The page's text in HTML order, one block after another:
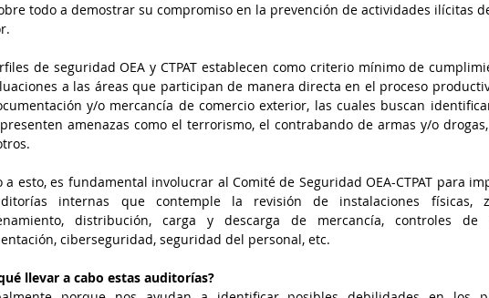
todo a demostrar su compromiso en la prevención de actividades ilícitas
de seguridad OEA y CTPAT establecen como criterio mínimo de
a las áreas que participan de manera directa en el proceso
y/o mercancía de comercio exterior, las cuales buscan
amenazas como el terrorismo, el contrabando de armas y/o
a esto, es fundamental involucrar al Comité de Seguridad OEA-CTPAT para
internas que contemple la revisión de instalaciones físicas,
distribución, carga y descarga de mercancía, controles de
ciberseguridad, seguridad del personal, etc.
llevar a cabo estas auditorías?